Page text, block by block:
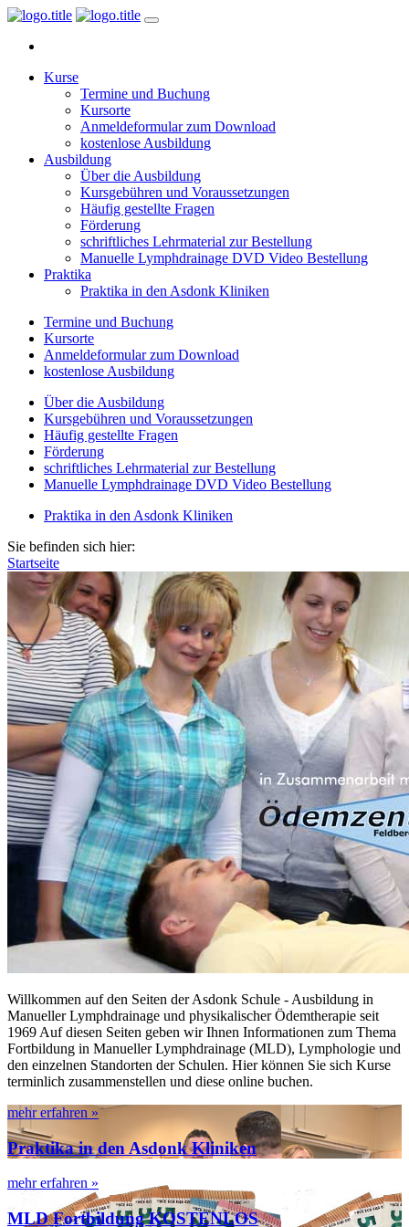
Kurse
Termine und Buchung
Kursorte
Anmeldeformular zum Download
kostenlose Ausbildung
Ausbildung
Über die Ausbildung
Kursgebühren und Voraussetzungen
Häufig gestellte Fragen
Förderung
schriftliches Lehrmaterial zur Bestellung
Manuelle Lymphdrainage DVD Video Bestellung
Praktika
Praktika in den Asdonk Kliniken
Termine und Buchung
Kursorte
Anmeldeformular zum Download
kostenlose Ausbildung
Über die Ausbildung
Kursgebühren und Voraussetzungen
Häufig gestellte Fragen
Förderung
schriftliches Lehrmaterial zur Bestellung
Manuelle Lymphdrainage DVD Video Bestellung
Praktika in den Asdonk Kliniken
Sie befinden sich hier:
Startseite
Willkommen auf den Seiten der Asdonk Schule - Ausbildung in
Manueller Lymphdrainage und physikalischer Ödemtherapie seit
1969 Auf diesen Seiten geben wir Ihnen Informationen zum Thema
Fortbildung in Manueller Lymphdrainage (MLD), Lymphologie und
den einzelnen Standorten der Schulen. Hier können Sie sich Kurse
terminlich zusammenstellen und diese online buchen.
mehr erfahren »
Praktika in den Asdonk Kliniken
mehr erfahren »
MLD Fortbildung KOSTENLOS